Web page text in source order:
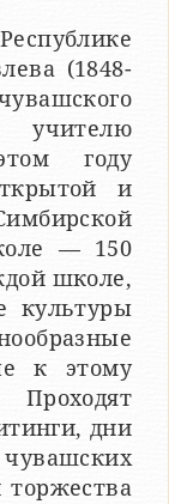
(1848-
учителю
году
и
— 150
школе,
культуры
к этому
дни